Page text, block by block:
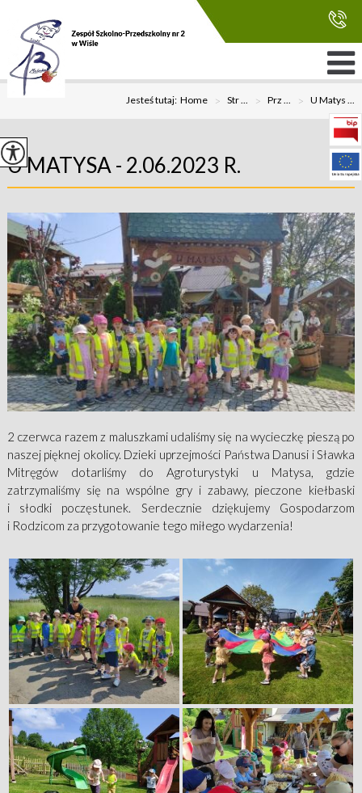
Jesteś tutaj:Home > Str ... > Prz ... > U Matys ...
U MATYSA - 2.06.2023 R.
2 czerwca razem z maluszkami udaliśmy się na wycieczkę pieszą po
naszej pięknej okolicy. Dzieki uprzejmości Państwa Danusi i Sławka
Mitręgów dotarliśmy do Agroturystyki u Matysa, gdzie
zatrzymaliśmy się na wspólne gry i zabawy, pieczone kiełbaski
i słodki poczęstunek. Serdecznie dziękujemy Gospodarzom
i Rodzicom za przygotowanie tego miłego wydarzenia!